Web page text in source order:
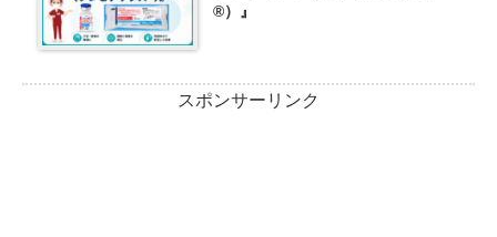
®）』
スポンサーリンク